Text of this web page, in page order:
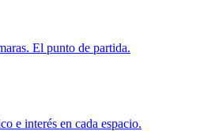
El punto de partida.
e interés en cada espacio.